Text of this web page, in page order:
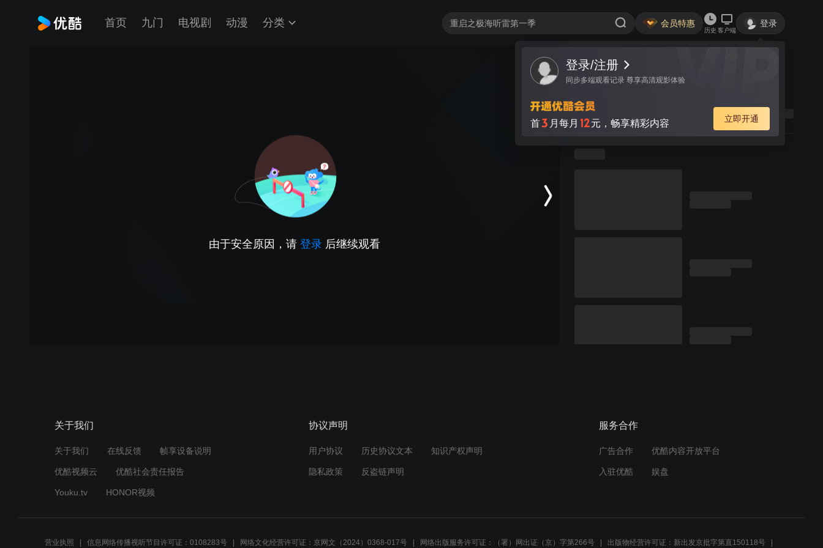
首页 九门 电视剧 动漫 分类 会员特惠
历史 客户端
登录
登录/注册
同步多端观看记录 尊享高清观影体验
首3 月每月 12元，畅享精彩内容 立即开通
由于安全原因，请 登录 后继续观看
关于我们
关于我们 在线反馈 帧享设备说明
优酷视频云 优酷社会责任报告
Youku.tv HONOR视频
协议声明
用户协议 历史协议文本 知识产权声明
隐私政策 反盗链声明
服务合作
广告合作 优酷内容开放平台
入驻优酷 娱盘
营业执照 信息网络传播视听节目许可证：0108283号 网络文化经营许可证：京网文（2024）0368-017号 网络出版服务许可证：（署）网出证（京）字第266号 出版物经营许可证：新出发京批字第直150118号